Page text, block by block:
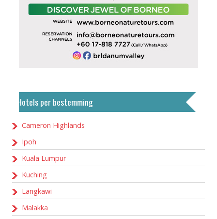
Hotels per bestemming
Cameron Highlands
Ipoh
Kuala Lumpur
Kuching
Langkawi
Malakka